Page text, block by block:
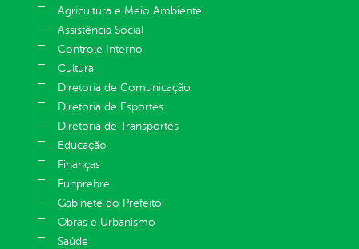
Agricultura e Meio Ambiente
Assistência Social
Controle Interno
Cultura
Diretoria de Comunicação
Diretoria de Esportes
Diretoria de Transportes
Educação
Finanças
Funprebre
Gabinete do Prefeito
Obras e Urbanismo
Saúde